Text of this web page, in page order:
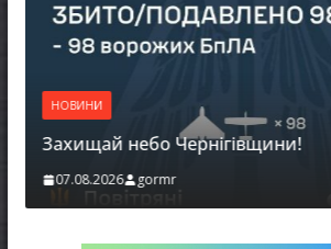
НОВИНИ
Захищай небо Чернігівщини!
07.08.2026 gormr